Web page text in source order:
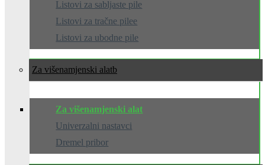
Listovi za sabljaste pile
Listovi za tračne pilee
Listovi za ubodne pile
Za višenamjenski alat
Za višenamjenski alat
Univerzalni nastavci
Dremel pribor